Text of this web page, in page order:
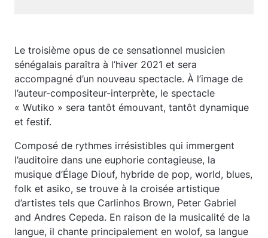
Le troisième opus de ce sensationnel musicien
sénégalais paraîtra à l’hiver 2021 et sera
accompagné d’un nouveau spectacle. À l’image de
l’auteur-compositeur-interprète, le spectacle
« Wutiko » sera tantôt émouvant, tantôt dynamique
et festif.
Composé de rythmes irrésistibles qui immergent
l’auditoire dans une euphorie contagieuse, la
musique d’Élage Diouf, hybride de pop, world, blues,
folk et asiko, se trouve à la croisée artistique
d’artistes tels que Carlinhos Brown, Peter Gabriel
and Andres Cepeda. En raison de la musicalité de la
langue, il chante principalement en wolof, sa langue